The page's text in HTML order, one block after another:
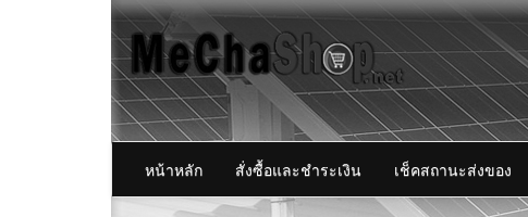
หน้าหลัก สั่งซื้อและชำระเงิน เช็คสถานะส่งของ